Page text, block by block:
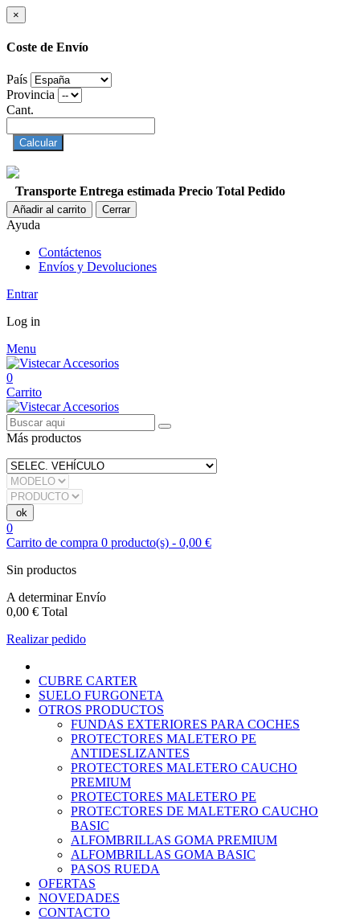
×
Coste de Envío
País
Provincia
Cant.
Calcular
Transporte Entrega estimada Precio Total Pedido
Añadir al carrito Cerrar
Ayuda
Contáctenos
Envíos y Devoluciones
Entrar
Log in
Menu
0
Carrito
Más productos
0
Carrito de compra 0 producto(s) - 0,00 €
Sin productos
A determinarEnvío
0,00 € Total
Realizar pedido
CUBRE CARTER
SUELO FURGONETA
OTROS PRODUCTOS
FUNDAS EXTERIORES PARA COCHES
PROTECTORES MALETERO PE
ANTIDESLIZANTES
PROTECTORES MALETERO CAUCHO
PREMIUM
PROTECTORES MALETERO PE
PROTECTORES DE MALETERO CAUCHO
BASIC
ALFOMBRILLAS GOMA PREMIUM
ALFOMBRILLAS GOMA BASIC
PASOS RUEDA
OFERTAS
NOVEDADES
CONTACTO